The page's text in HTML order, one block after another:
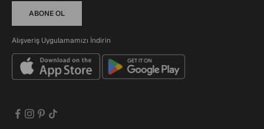
ABONE OL
Alışveriş Uygulamamızı İndirin